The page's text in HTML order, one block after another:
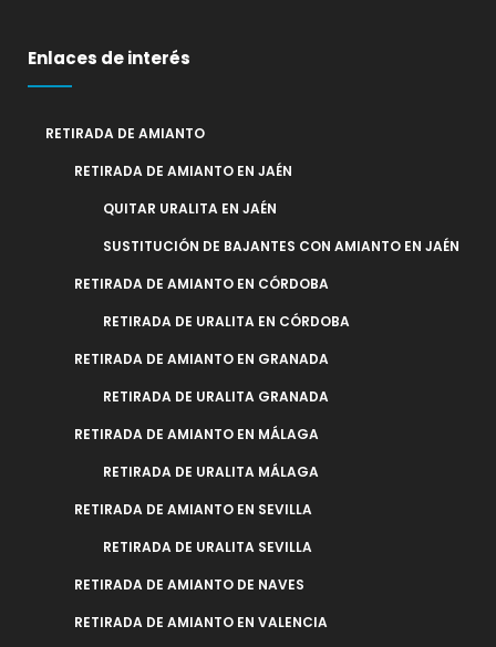
Enlaces de interés
RETIRADA DE AMIANTO
RETIRADA DE AMIANTO EN JAÉN
QUITAR URALITA EN JAÉN
SUSTITUCIÓN DE BAJANTES CON AMIANTO EN JAÉN
RETIRADA DE AMIANTO EN CÓRDOBA
RETIRADA DE URALITA EN CÓRDOBA
RETIRADA DE AMIANTO EN GRANADA
RETIRADA DE URALITA GRANADA
RETIRADA DE AMIANTO EN MÁLAGA
RETIRADA DE URALITA MÁLAGA
RETIRADA DE AMIANTO EN SEVILLA
RETIRADA DE URALITA SEVILLA
RETIRADA DE AMIANTO DE NAVES
RETIRADA DE AMIANTO EN VALENCIA